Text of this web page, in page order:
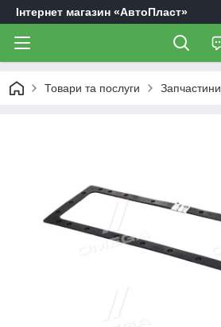
Інтернет магазин «АвтоПласт»
Товари та послуги Запчастини